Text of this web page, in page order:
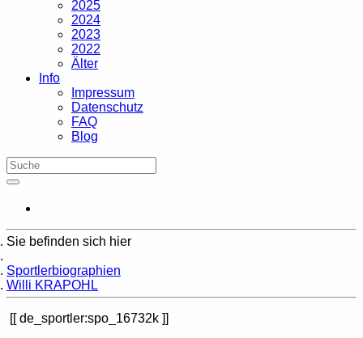
2025
2024
2023
2022
Älter
Info
Impressum
Datenschutz
FAQ
Blog
Sie befinden sich hier
Sportlerbiographien
Willi KRAPOHL
de_sportler:spo_16732k